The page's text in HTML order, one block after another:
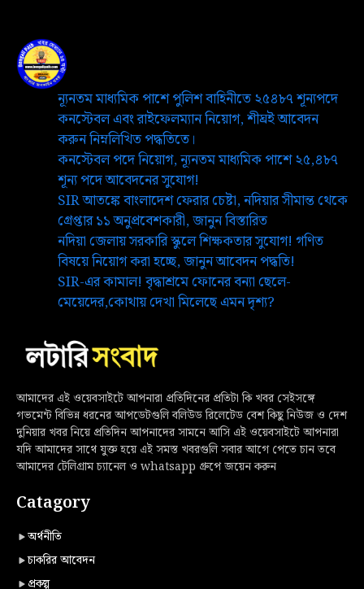
ন্যূনতম মাধ্যমিক পাশে পুলিশ বাহিনীতে ২৫৪৮৭ শূন্যপদে
কনস্টেবল এবং রাইফেলম্যান নিয়োগ, শীঘ্রই আবেদন
করুন নিম্নলিখিত পদ্ধতিতে।
কনস্টেবল পদে নিয়োগ, ন্যূনতম মাধ্যমিক পাশে ২৫,৪৮৭
শূন্য পদে আবেদনের সুযোগ!
SIR আতঙ্কে বাংলাদেশ ফেরার চেষ্টা, নদিয়ার সীমান্ত থেকে
গ্রেপ্তার ১১ অনুপ্রবেশকারী, জানুন বিস্তারিত
নদিয়া জেলায় সরকারি স্কুলে শিক্ষকতার সুযোগ! গণিত
বিষয়ে নিয়োগ করা হচ্ছে, জানুন আবেদন পদ্ধতি!
SIR-এর কামাল! বৃদ্ধাশ্রমে ফোনের বন্যা ছেলে-
মেয়েদের,কোথায় দেখা মিলেছে এমন দৃশ্য?
আমাদের এই ওয়েবসাইটে আপনারা প্রতিদিনের প্রতিটা কি খবর সেইসঙ্গে
গভমেন্ট বিভিন্ন ধরনের আপডেটগুলি বলিউড রিলেটেড বেশ কিছু নিউজ ও দেশ
দুনিয়ার খবর নিয়ে প্রতিদিন আপনাদের সামনে আসি এই ওয়েবসাইটে আপনারা
যদি আমাদের সাথে যুক্ত হয়ে এই সমস্ত খবরগুলি সবার আগে পেতে চান তবে
আমাদের টেলিগ্রাম চ্যানেল ও whatsapp গ্রুপে জয়েন করুন
Catagory
অর্থনীতি
চাকরির আবেদন
প্রকল্প